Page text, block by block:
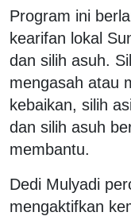
Program ini
kearifan lokal
dan silih asuh.
mengasah atau
kebaikan, silih
dan silih asuh
membantu.
Dedi Mulyadi
mengaktifkan